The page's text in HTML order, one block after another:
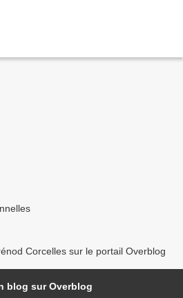
Corcelles sur le portail Overblog
blog sur Overblog